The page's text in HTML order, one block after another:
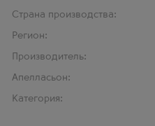
Страна производства:
Регион:
Производитель:
Апелласьон:
Категория: